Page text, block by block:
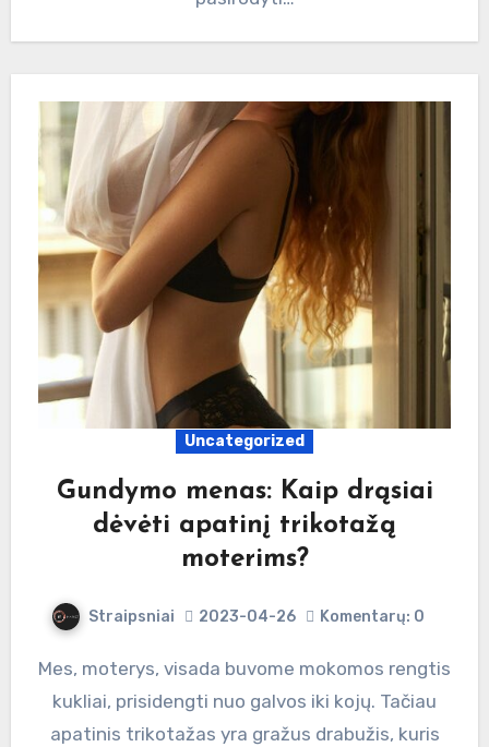
Uncategorized
Gundymo menas: Kaip drąsiai
dėvėti apatinį trikotažą
moterims?
Straipsniai 2023-04-26 Komentarų: 0
Mes, moterys, visada buvome mokomos rengtis
kukliai, prisidengti nuo galvos iki kojų. Tačiau
apatinis trikotažas yra gražus drabužis, kuris